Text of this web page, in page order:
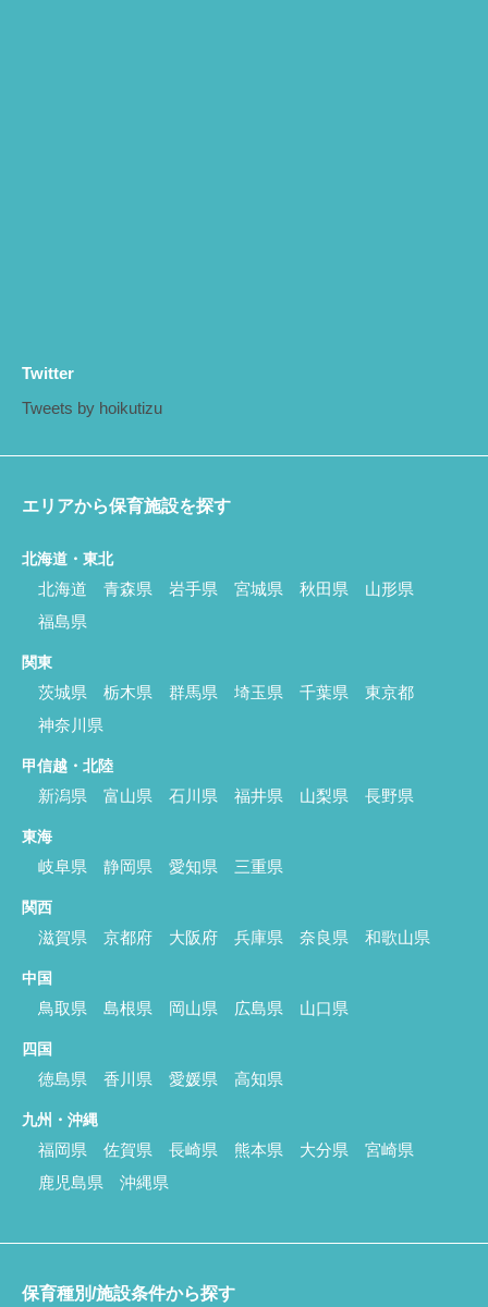
Twitter
Tweets by hoikutizu
エリアから保育施設を探す
北海道・東北
北海道 青森県 岩手県 宮城県 秋田県
山形県
福島県
関東
茨城県 栃木県 群馬県 埼玉県 千葉県
東京都
神奈川県
甲信越・北陸
新潟県 富山県 石川県 福井県 山梨県 長野県
東海
岐阜県 静岡県 愛知県 三重県
関西
滋賀県 京都府 大阪府 兵庫県 奈良県 和歌山県
中国
鳥取県 島根県 岡山県 広島県 山口県
四国
徳島県 香川県 愛媛県 高知県
九州・沖縄
福岡県 佐賀県 長崎県 熊本県 大分県
宮崎県
鹿児島県
沖縄県
保育種別/施設条件から探す